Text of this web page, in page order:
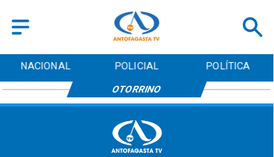
NACIONAL POLICIAL POLÍTICA
OTORRINO